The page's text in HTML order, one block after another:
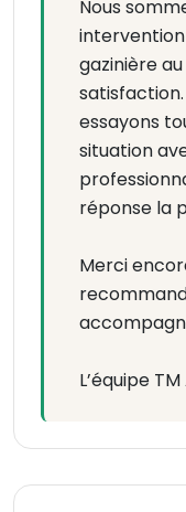
Nous
gazinière
essayons
situation
réponse la
Merci
L’équipe